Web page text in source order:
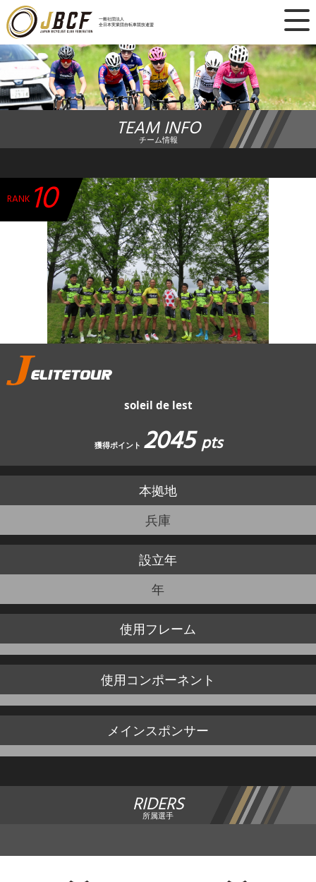
一般社団法人
全日本実業団自転車競技連盟
×
ニュース
レース日程
ランキング
チーム・選手
競技ガイド
加盟・登録
エントリー
TEAM INFO
チーム情報
RANK 10
soleil de lest
獲得ポイント 2045pts
本拠地
兵庫
設立年
年
使用フレーム
使用コンポーネント
メインスポンサー
RIDERS
所属選手